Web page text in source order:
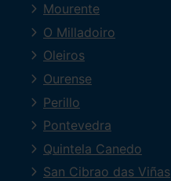
Mourente
O Milladoiro
Oleiros
Ourense
Perillo
Pontevedra
Quintela Canedo
San Cibrao das Viñas